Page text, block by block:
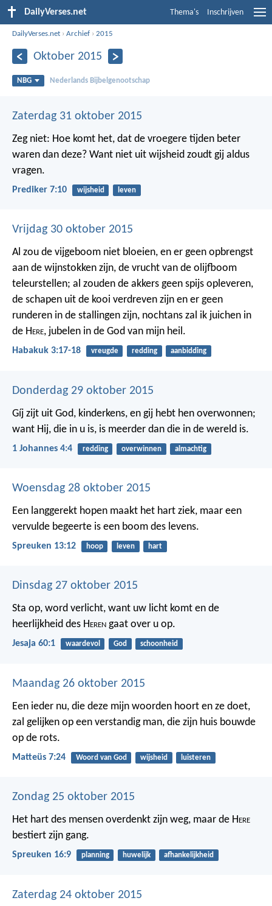
DailyVerses.net Thema's Inschrijven
DailyVerses.net ›Archief ›2015
Oktober 2015
NBG Nederlands Bijbelgenootschap
Zaterdag 31 oktober 2015
Zeg niet: Hoe komt het, dat de vroegere tijden beter
waren dan deze? Want niet uit wijsheid zoudt gij aldus
vragen.
Prediker 7:10 wijsheid leven
Vrijdag 30 oktober 2015
Al zou de vijgeboom niet bloeien, en er geen opbrengst
aan de wijnstokken zijn, de vrucht van de olijfboom
teleurstellen; al zouden de akkers geen spijs opleveren,
de schapen uit de kooi verdreven zijn en er geen
runderen in de stallingen zijn, nochtans zal ik juichen in
de Here, jubelen in de God van mijn heil.
Habakuk 3:17-18 vreugde redding aanbidding
Donderdag 29 oktober 2015
Gíj zijt uit God, kinderkens, en gij hebt hen overwonnen;
want Hij, die in u is, is meerder dan die in de wereld is.
1 Johannes 4:4 redding overwinnen almachtig
Woensdag 28 oktober 2015
Een langgerekt hopen maakt het hart ziek, maar een
vervulde begeerte is een boom des levens.
Spreuken 13:12 hoop leven hart
Dinsdag 27 oktober 2015
Sta op, word verlicht, want uw licht komt en de
heerlijkheid des Heren gaat over u op.
Jesaja 60:1 waardevol God schoonheid
Maandag 26 oktober 2015
Een ieder nu, die deze mijn woorden hoort en ze doet,
zal gelijken op een verstandig man, die zijn huis bouwde
op de rots.
Matteüs 7:24 Woord van God wijsheid luisteren
Zondag 25 oktober 2015
Het hart des mensen overdenkt zijn weg, maar de Here
bestiert zijn gang.
Spreuken 16:9 planning huwelijk afhankelijkheid
Zaterdag 24 oktober 2015